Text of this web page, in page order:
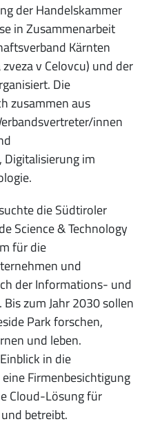
der Handelskammer
in Zusammenarbeit
Kärnten
v Celovcu) und der
Die
zusammen aus
innen
im
die Südtiroler
Science & Technology
für die
und
der Informations- und
zum Jahr 2030 sollen
Park forschen,
und leben.
in die
Firmenbesichtigung
Cloud-Lösung für
betreibt.